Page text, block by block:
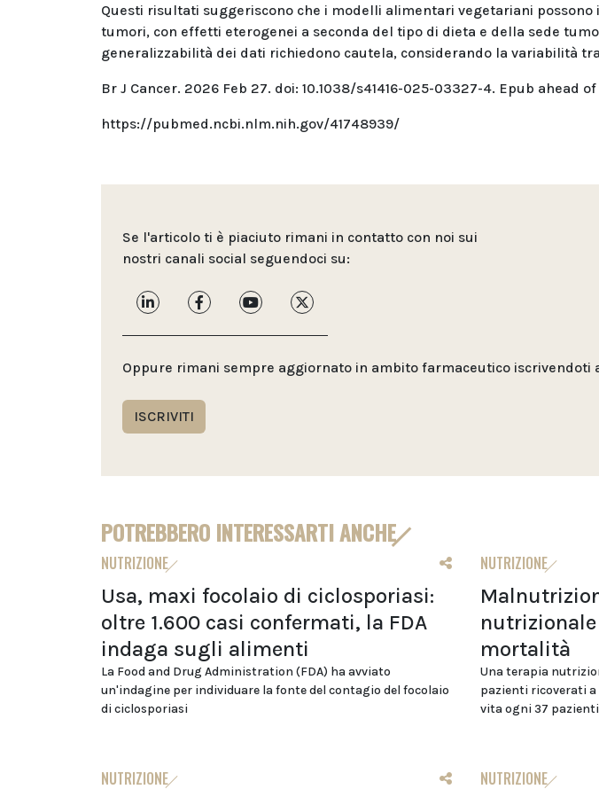
Questi risultati suggeriscono che i modelli alimentari vegetariani
tumori, con effetti eterogenei a seconda del tipo di dieta e della sede
generalizzabilità dei dati richiedono cautela, considerando la variabilità
Br J Cancer. 2026 Feb 27. doi: 10.1038/s41416-025-03327-4. Epub ahead
https://pubmed.ncbi.nlm.nih.gov/41748939/
Se l'articolo ti è piaciuto rimani in contatto con noi sui
nostri canali social seguendoci su:
Oppure rimani sempre aggiornato in ambito farmaceutico iscrivendoti
ISCRIVITI
POTREBBERO INTERESSARTI ANCHE
NUTRIZIONE
Usa, maxi focolaio di ciclosporiasi:
oltre 1.600 casi confermati, la FDA
indaga sugli alimenti
La Food and Drug Administration (FDA) ha avviato
un'indagine per individuare la fonte del contagio del focolaio
di ciclosporiasi
NUTRIZIONE
mortalità
Una terapia
pazienti ricoverati
vita ogni 37
NUTRIZIONE NUTRIZIONE